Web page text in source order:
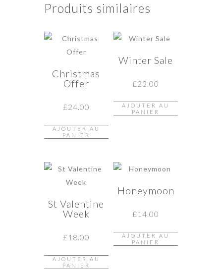
Produits similaires
Christmas
Offer
£24.00
AJOUTER AU
PANIER
Winter Sale
£23.00
AJOUTER AU
PANIER
St Valentine
Week
£ 18.00
AJOUTER AU
PANIER
Honeymoon
£ 14.00
AJOUTER AU
PANIER